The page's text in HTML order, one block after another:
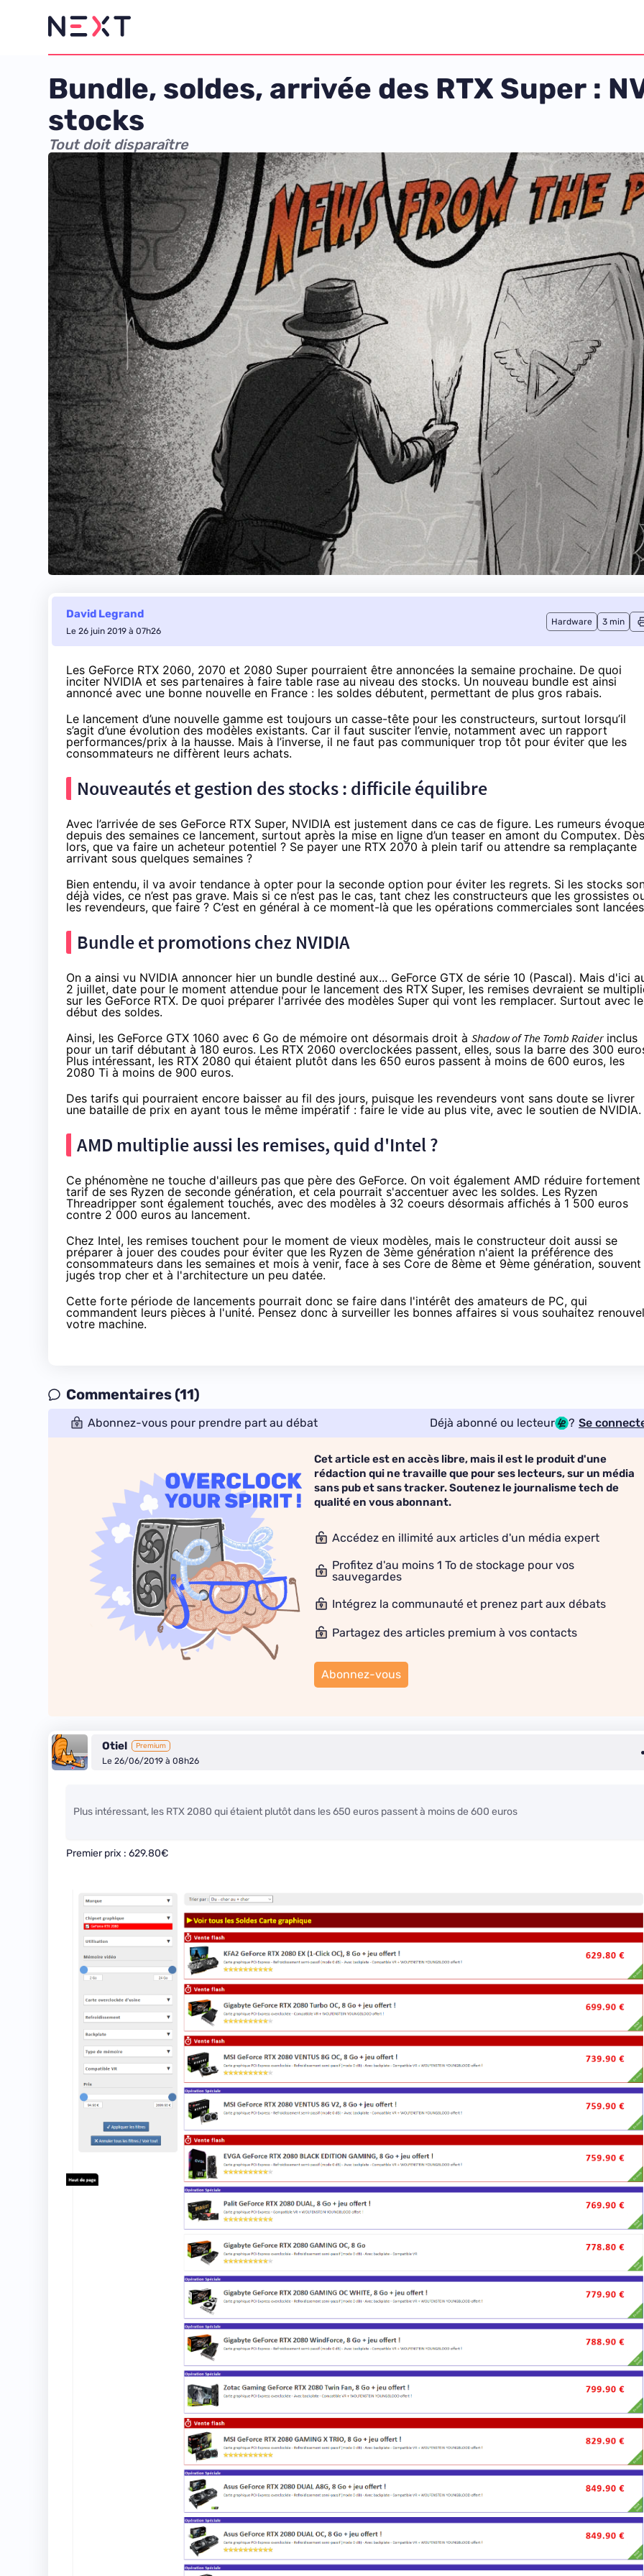
Bundle, soldes, arrivée des RTX Super :
stocks
Tout doit disparaître
David Legrand
Le 26 juin 2019 à 07h26
Hardware 3 min
Les GeForce RTX 2060, 2070 et 2080 Super pourraient être annoncées la semaine prochaine. De quoi
inciter NVIDIA et ses partenaires à faire table rase au niveau des stocks. Un nouveau bundle est ainsi
annoncé avec une bonne nouvelle en France : les soldes débutent, permettant de plus gros rabais.
Le lancement d’une nouvelle gamme est toujours un casse-tête pour les constructeurs, surtout lorsqu’il
s’agit d’une évolution des modèles existants. Car il faut susciter l’envie, notamment avec un rapport
performances/prix à la hausse. Mais à l’inverse, il ne faut pas communiquer trop tôt pour éviter que les
consommateurs ne diffèrent leurs achats.
Nouveautés et gestion des stocks : difficile équilibre
Avec l’arrivée de ses GeForce RTX Super, NVIDIA est justement dans ce cas de figure. Les rumeurs
depuis des semaines ce lancement, surtout après la mise en ligne d’un teaser en amont du Computex. Dès
lors, que va faire un acheteur potentiel ? Se payer une RTX 2070 à plein tarif ou attendre sa remplaçante
arrivant sous quelques semaines ?
Bien entendu, il va avoir tendance à opter pour la seconde option pour éviter les regrets. Si les stocks
déjà vides, ce n’est pas grave. Mais si ce n’est pas le cas, tant chez les constructeurs que les grossistes
les revendeurs, que faire ? C’est en général à ce moment-là que les opérations commerciales sont
Bundle et promotions chez NVIDIA
On a ainsi vu NVIDIA annoncer hier un bundle destiné aux... GeForce GTX de série 10 (Pascal). Mais d'ici
2 juillet, date pour le moment attendue pour le lancement des RTX Super, les remises devraient se
sur les GeForce RTX. De quoi préparer l'arrivée des modèles Super qui vont les remplacer. Surtout avec le
début des soldes.
Ainsi, les GeForce GTX 1060 avec 6 Go de mémoire ont désormais droit à Shadow of The Tomb Raiderinclus
pour un tarif débutant à 180 euros. Les RTX 2060 overclockées passent, elles, sous la barre des 300
Plus intéressant, les RTX 2080 qui étaient plutôt dans les 650 euros passent à moins de 600 euros, les
2080 Ti à moins de 900 euros.
Des tarifs qui pourraient encore baisser au fil des jours, puisque les revendeurs vont sans doute se livrer
une bataille de prix en ayant tous le même impératif : faire le vide au plus vite, avec le soutien de NVIDIA.
AMD multiplie aussi les remises, quid d'Intel ?
Ce phénomène ne touche d'ailleurs pas que père des GeForce. On voit également AMD réduire fortement
tarif de ses Ryzen de seconde génération, et cela pourrait s'accentuer avec les soldes. Les Ryzen
Threadripper sont également touchés, avec des modèles à 32 coeurs désormais affichés à 1 500 euros
contre 2 000 euros au lancement.
Chez Intel, les remises touchent pour le moment de vieux modèles, mais le constructeur doit aussi se
préparer à jouer des coudes pour éviter que les Ryzen de 3ème génération n'aient la préférence des
consommateurs dans les semaines et mois à venir, face à ses Core de 8ème et 9ème génération, souvent
jugés trop cher et à l'architecture un peu datée.
Cette forte période de lancements pourrait donc se faire dans l'intérêt des amateurs de PC, qui
commandent leurs pièces à l'unité. Pensez donc à surveiller les bonnes affaires si vous souhaitez
votre machine.
Commentaires (11)
Abonnez-vous pour prendre part au débat Déjà abonné ou lecteur ? Se
Cet article est en accès libre, mais il est le produit d'une
rédaction qui ne travaille que pour ses lecteurs, sur un média
sans pub et sans tracker. Soutenez le journalisme tech de
qualité en vous abonnant.
Accédez en illimité aux articles d'un média expert
Profitez d'au moins 1 To de stockage pour vos
sauvegardes
Intégrez la communauté et prenez part aux débats
Partagez des articles premium à vos contacts
Abonnez-vous
Otiel Premium
Le 26/06/2019 à 08h26
Plus intéressant, les RTX 2080 qui étaient plutôt dans les 650 euros passent à moins de 600 euros
Premier prix : 629.80€